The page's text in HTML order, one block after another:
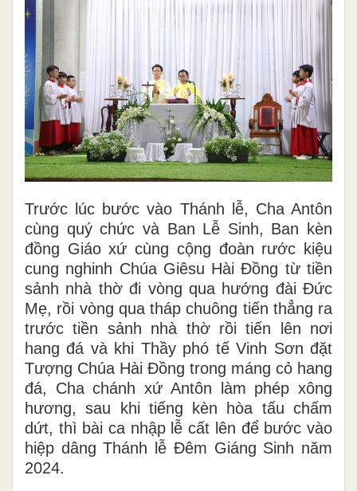
Trước lúc bước vào Thánh lễ, Cha Antôn
cùng quý chức và Ban Lễ Sinh, Ban kèn
đồng Giáo xứ cùng cộng đoàn rước kiệu
cung nghinh Chúa Giêsu Hài Đồng từ tiền
sảnh nhà thờ đi vòng qua hướng đài Đức
Mẹ, rồi vòng qua tháp chuông tiến thẳng ra
trước tiền sảnh nhà thờ rồi tiến lên nơi
hang đá và khi Thầy phó tế Vinh Sơn đặt
Tượng Chúa Hài Đồng trong máng cỏ hang
đá, Cha chánh xứ Antôn làm phép xông
hương, sau khi tiếng kèn hòa tấu chấm
dứt, thì bài ca nhập lễ cất lên để bước vào
hiệp dâng Thánh lễ Đêm Giáng Sinh năm
2024.